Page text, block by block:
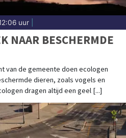
uur
NAAR BESCHERMDE
van de gemeente doen ecologen
dieren, zoals vogels en
dragen altijd een geel [...]